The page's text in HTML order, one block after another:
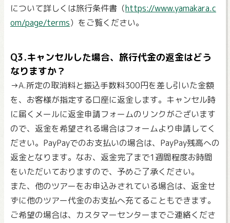
について詳しくは旅行条件書（https://www.yamakara.c
om/page/terms）をご覧ください。
Q3.キャンセルした場合、旅行代金の返金はどう
なりますか？
→A.所定の取消料と振込手数料300円を差し引いた金額
を、お客様が指定する口座に返金します。キャンセル時
に届くメールに返金申請フォームのリンクがございます
ので、返金を希望される場合はフォームより申請してく
ださい。PayPayでのお支払いの場合は、PayPay残高への
返金となります。なお、返金完了まで1週間程度お時間
をいただいておりますので、予めご了承ください。
また、他のツアーをお申込みされている場合は、返金せ
ずに他のツアー代金のお支払へ充てることもできます。
ご希望の場合は、カスタマーセンターまでご連絡くださ